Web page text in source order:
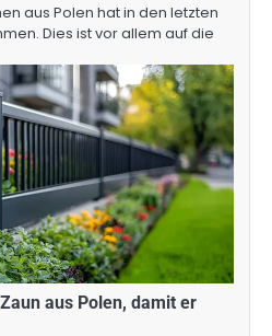
aus Polen hat in den letzten
Dies ist vor allem auf die
aus Polen, damit er